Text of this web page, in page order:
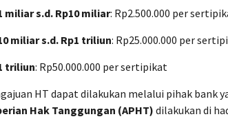
miliar s.d. Rp10 miliar: Rp2.500.000 per
miliar s.d. Rp1 triliun: Rp25.000.000 per
triliun: Rp50.000.000 per sertipikat
HT dapat dilakukan melalui pihak bank
Hak Tanggungan (APHT)dilakukan di